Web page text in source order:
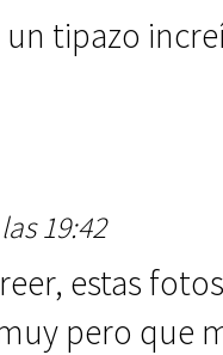
tipazo
19:42
estas
pero que